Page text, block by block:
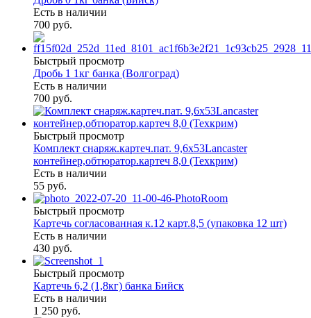
Есть в наличии
700 руб.
Быстрый просмотр
Дробь 1 1кг банка (Волгоград)
Есть в наличии
700 руб.
Быстрый просмотр
Комплект снаряж.картеч.пат. 9,6х53Lancaster
контейнер,обтюратор.картеч 8,0 (Техкрим)
Есть в наличии
55 руб.
Быстрый просмотр
Картечь согласованная к.12 карт.8,5 (упаковка 12 шт)
Есть в наличии
430 руб.
Быстрый просмотр
Картечь 6,2 (1,8кг) банка Бийск
Есть в наличии
1 250 руб.